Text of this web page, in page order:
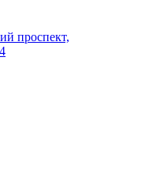
проспект,